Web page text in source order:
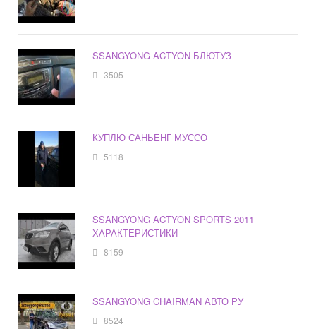
SSANGYONG ACTYON БЛЮТУЗ
3505
КУПЛЮ САНЬЕНГ МУССО
5118
SSANGYONG ACTYON SPORTS 2011
ХАРАКТЕРИСТИКИ
8159
SSANGYONG CHAIRMAN АВТО РУ
8524